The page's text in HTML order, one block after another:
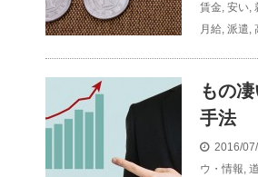
賃金, 安い,
月給, 派遣,
もの
手法
2016/
ウ・情報,